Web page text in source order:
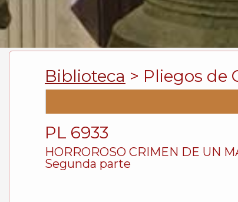
Biblioteca > Pliegos de
PL 6933
HORROROSO CRIMEN DE UN
Segunda parte